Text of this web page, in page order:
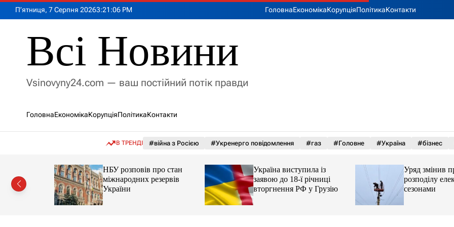
П’ятниця, 7 Серпня 20263:21 :08 PM ГоловнаЕкономікаКорупціяПолітикаКонтакти
Всі Новини
Vsinovyny24.com — ваш постійний потік правди
ГоловнаЕкономікаКорупціяПолітикаКонтакти
В ТРЕНДІ #війна з Росією #Укренерго повідомлення #газ #Головне #Україна #бізнес
із
НБУ розповів про стан
міжнародних резервів
України
Україна виступила із
заявою до 18-ї річниці
вторгнення РФ у Грузію
Уряд змінив
розподілу
сезонами